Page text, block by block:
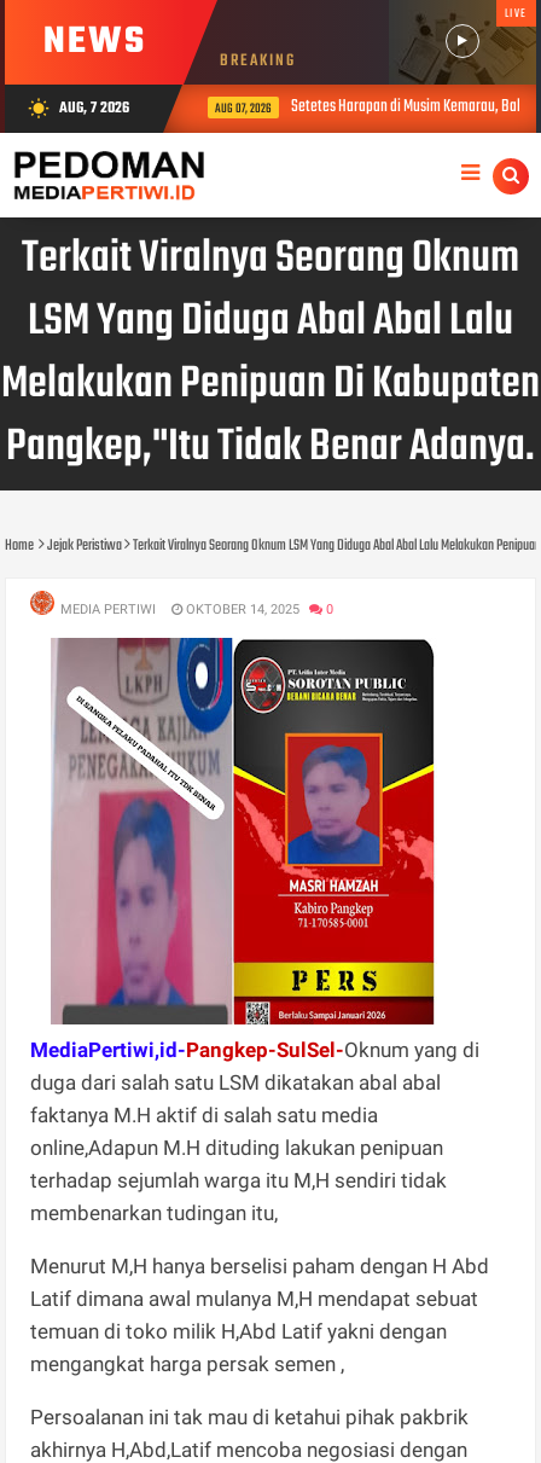
NEWS BREAKING
LIVE
wb_sunny AUG, 7 2026 AUG 07, 2026 Setetes Harapan di Musim Kemarau,
Terkait Viralnya Seorang Oknum
LSM Yang Diduga Abal Abal Lalu
Melakukan Penipuan Di Kabupaten
Pangkep,"Itu Tidak Benar Adanya.
Home Jejak Peristiwa Terkait Viralnya Seorang Oknum LSM Yang Diduga Abal Abal Lalu Melakukan
MEDIA PERTIWI OKTOBER 14, 2025 0
MediaPertiwi,id-Pangkep-SulSel-Oknum yang di
duga dari salah satu LSM dikatakan abal abal
faktanya M.H aktif di salah satu media
online,Adapun M.H dituding lakukan penipuan
terhadap sejumlah warga itu M,H sendiri tidak
membenarkan tudingan itu,
Menurut M,H hanya berselisi paham dengan H Abd
Latif dimana awal mulanya M,H mendapat sebuat
temuan di toko milik H,Abd Latif yakni dengan
mengangkat harga persak semen ,
Persoalanan ini tak mau di ketahui pihak pakbrik
akhirnya H,Abd,Latif mencoba negosiasi dengan